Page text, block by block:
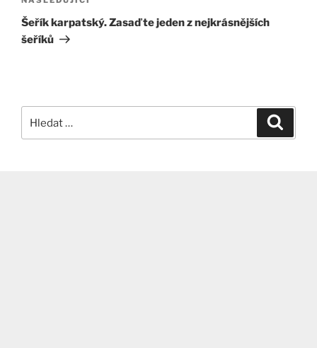
příspěvek
Šeřík karpatský. Zasaďte jeden z nejkrásnějších
šeříků